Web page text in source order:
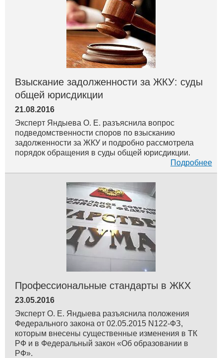
Взыскание задолженности за ЖКУ: суды
общей юрисдикции
21.08.2016
Эксперт Яндыева О. Е. разъяснила вопрос
подведомственности споров по взысканию
задолженности за ЖКУ и подробно рассмотрела
порядок обращения в суды общей юрисдикции.
Подробнее
Профессиональные стандарты в ЖКХ
23.05.2016
Эксперт О. Е. Яндыева разъяснила положения
Федерального закона от 02.05.2015 N122-ФЗ,
которым внесены существенные изменения в ТК
РФ и в Федеральный закон «Об образовании в
РФ».